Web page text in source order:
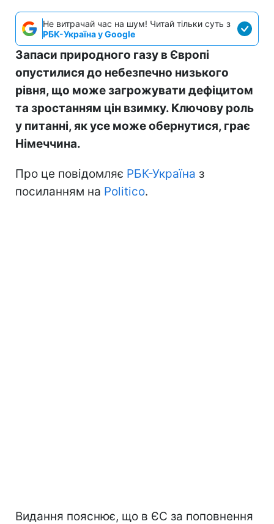
Не витрачай час на шум! Читай тільки суть з
РБК-Україна у Google
Запаси природного газу в Європі
опустилися до небезпечно низького
рівня, що може загрожувати дефіцитом
та зростанням цін взимку. Ключову роль
у питанні, як усе може обернутися, грає
Німеччина.
Про це повідомляє РБК-Україна з
посиланням на Politico.
Видання пояснює, що в ЄС за поповнення